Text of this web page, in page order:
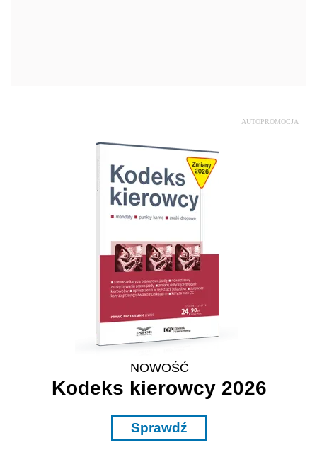
AUTOPROMOCJA
NOWOŚĆ
Kodeks kierowcy 2026
Sprawdź